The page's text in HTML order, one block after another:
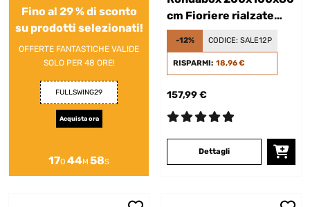
Fino al 29 % di sconto
su prodotti selezionati!
OFFERTE FANTASTICHE VALIDE
SOLO PER 48 ORE!
FULLSWING29
Acquista ora
17O 44M 57S
cm Fioriere rialzate
Effetto legno
-12% CODICE: SALE12P
RISPARMI: 18,96 €
157,99 €
Dettagli